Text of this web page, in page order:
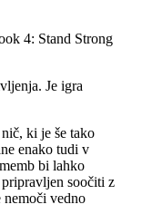
Je igra
ki je še tako
enako tudi v
bi lahko
soočiti z
nemoči vedno